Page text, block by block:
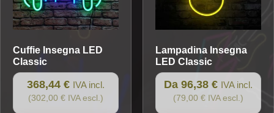
scelte
nella
del
prodotto
Cuffie Insegna LED
Classic
368,44 € IVA incl.
(302,00 € IVA escl.)
LampadinaInsegna
LED Classic
Da 96,38 € IVA incl.
(79,00 € IVA escl.)